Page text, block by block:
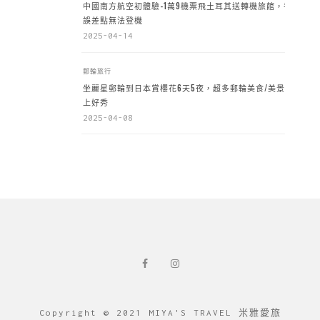
中國南方航空初體驗-1萬9機票飛土耳其送轉機旅館，手
誤差點無法登機
2025-04-14
郵輪旅行
坐麗星郵輪到日本賞櫻花6天5夜，超多郵輪美食/美景加
上好秀
2025-04-08
Copyright © 2021 MIYA'S TRAVEL 米雅愛旅